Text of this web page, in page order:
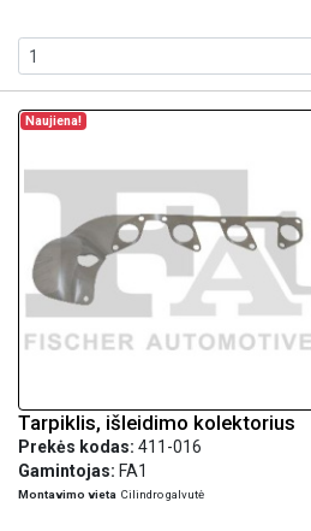
Naujiena!
Tarpiklis, išleidimo kolektorius
Prekės kodas: 411-016
Gamintojas: FA1
Montavimo vieta Cilindro galvutė